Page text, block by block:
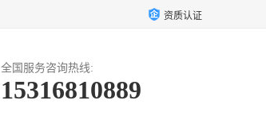
资质认证
全国服务咨询热线:
15316810889